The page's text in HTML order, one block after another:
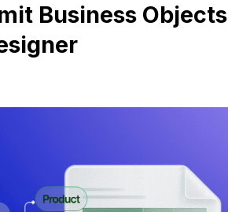
Business Objects